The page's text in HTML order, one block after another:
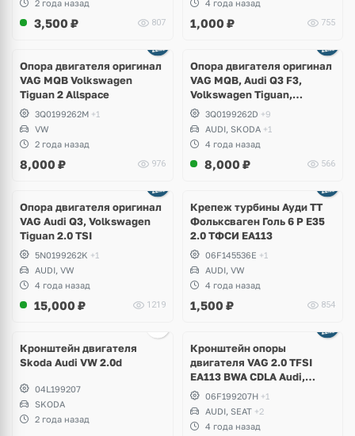
RS, Seat Formentor Cupra
2 года назад
3,500 ₽ 807
4 года назад
1,000 ₽ 755
Опора двигателя оригинал
VAG MQB Volkswagen
Tiguan 2 Allspace
3Q0199262M +1
VW
2 года назад
8,000 ₽ 976
Опора двигателя оригинал
VAG MQB, Audi Q3 F3,
Volkswagen Tiguan,
Allspace, Arteon, Passat B8,
Kodiaq RS
3Q0199262D +9
AUDI, SKODA +1
4 года назад
8,000 ₽ 566
Опора двигателя оригинал
VAG Audi Q3, Volkswagen
Tiguan 2.0 TSI
5N0199262K +1
AUDI, VW
4 года назад
15,000 ₽ 1219
Крепеж турбины Ауди ТТ
Фольксваген Голь 6 Р Е35
2.0 ТФСИ ЕА113
06F145536E +1
AUDI, VW
4 года назад
1,500 ₽ 854
Кронштейн двигателя
Skoda Audi VW 2.0d
04L199207
SKODA
2 года назад
Кронштейн опоры
двигателя VAG 2.0 TFSI
EA113 BWA CDLA Audi,
Volkswagen, Skosa, Seat
06F199207H +1
AUDI, SEAT +2
4 года назад